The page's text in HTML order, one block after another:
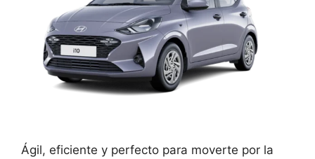
Ágil, eficiente y perfecto para moverte por la